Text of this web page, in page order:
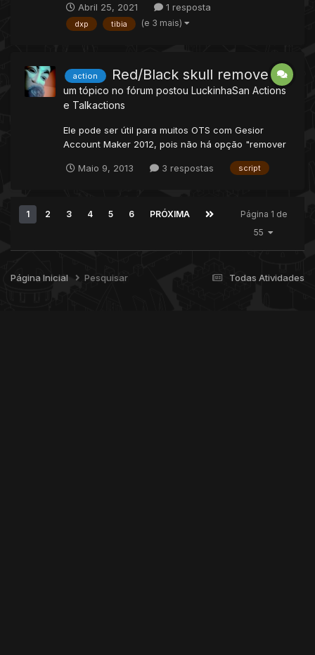
system.lua) Checatch (Talkaction) function
onSay(cid, words, param, channel) if param == ""
Abril 25, 2021 1 resposta
dxp tibia (e 3 mais)
action Red/Black skull remover
um tópico no fórum postou LuckinhaSan Actions
e Talkactions
Ele pode ser útil para muitos OTS com Gesior
Account Maker 2012, pois não há opção "remover
data/actions/scripts, criar um arquivo .lua com o
topos) local skull...
Maio 9, 2013 3 respostas script
1 2 3 4 5 6 PRÓXIMA
Página 1 de
55
Todas Atividades
Página Inicial Pesquisar